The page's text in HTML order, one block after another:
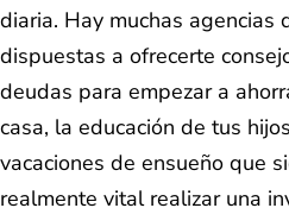
diaria. Hay muchas agencias
dispuestas a ofrecerte
deudas para empezar a
casa, la educación de tus
vacaciones de ensueño que
realmente vital realizar una